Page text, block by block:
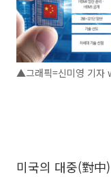
▲그래픽=신미영 기자
미국의 대중(對中